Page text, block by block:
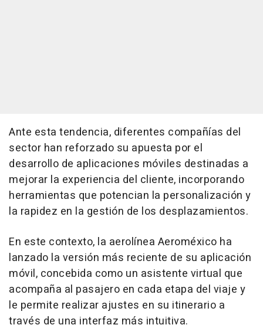
Ante esta tendencia, diferentes compañías del
sector han reforzado su apuesta por el
desarrollo de aplicaciones móviles destinadas a
mejorar la experiencia del cliente, incorporando
herramientas que potencian la personalización y
la rapidez en la gestión de los desplazamientos.
En este contexto, la aerolínea Aeroméxico ha
lanzado la versión más reciente de su aplicación
móvil, concebida como un asistente virtual que
acompaña al pasajero en cada etapa del viaje y
le permite realizar ajustes en su itinerario a
través de una interfaz más intuitiva.